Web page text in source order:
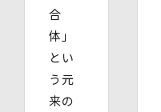
合
体」
とい
う元
来の